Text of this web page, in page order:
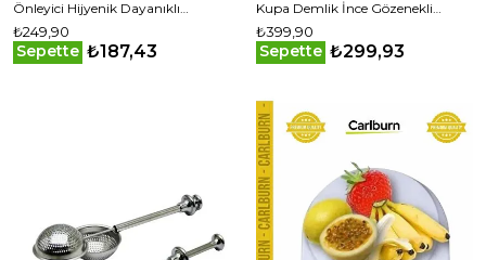
Önleyici Hijyenik Dayanıklı
Temizlik Renkli 6 Kademeli Lavabo
Süzgeci
₺249,90
Sepette ₺187,43
Kupa Demlik İnce Gözenekli
Paslanmaz Çelik Çay Kahve
Süzgeci
₺399,90
Sepette ₺299,93